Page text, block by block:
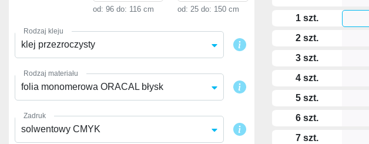
od: 96 do: 116 cm od: 25do: 150 cm
Rodzaj kleju
klej przezroczysty
Rodzaj materiału
folia monomerowa ORACAL błysk
Zadruk
solwentowy CMYK
1 szt.
2 szt.
3 szt.
4 szt.
5 szt.
6 szt.
7 szt.